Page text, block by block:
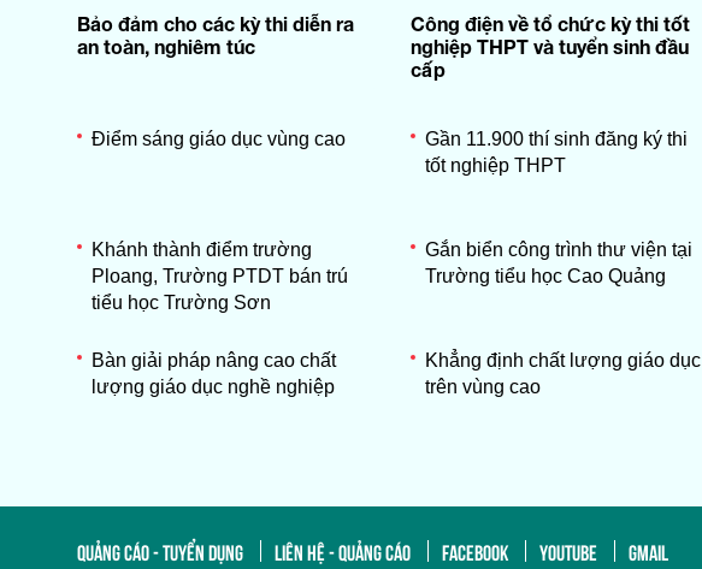
Bảo đảm cho các kỳ thi diễn ra
an toàn, nghiêm túc
Công điện về tổ chức kỳ thi tốt
nghiệp THPT và tuyển sinh đầu
cấp
Điểm sáng giáo dục vùng cao
Gần 11.900 thí sinh đăng ký thi
tốt nghiệp THPT
Khánh thành điểm trường
Ploang, Trường PTDT bán trú
tiểu học Trường Sơn
Gắn biển công trình thư viện tại
Trường tiểu học Cao Quảng
Bàn giải pháp nâng cao chất
lượng giáo dục nghề nghiệp
Khẳng định chất lượng giáo dục
trên vùng cao
QUẢNG CÁO - TUYỂN DỤNG LIÊN HỆ - QUẢNG CÁO FACEBOOK YOUTUBE GMAIL